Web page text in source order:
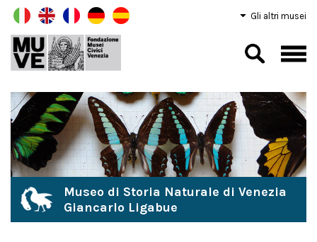
Gli altri musei
Museo di Storia Naturale di Venezia
Giancarlo Ligabue